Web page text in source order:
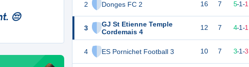
😔
2 Donges FC 2
3
GJ St Etienne Temple
Cordemais 4
4 ES Pornichet Football 3
16 7 5-1-1
12 7 4-1-1
10 7 3-1-3